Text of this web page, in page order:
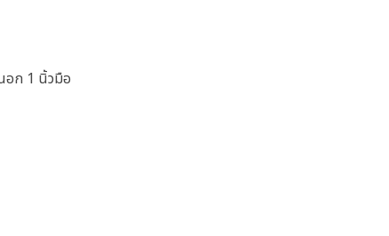
อก 1 นิ้วมือ